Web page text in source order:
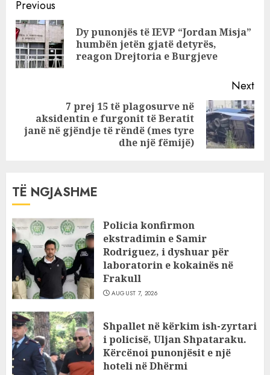
trefishtë në
Shkodër/ DETAJE
Continue
Reading
Previous
Dy punonjës të IEVP “Jordan Misja”
humbën jetën gjatë detyrës,
reagon Drejtoria e Burgjeve
Next
Next
post:
7 prej 15 të plagosurve në
aksidentin e furgonit të Beratit
janë në gjëndje të rëndë (mes tyre
dhe një fëmijë)
TË NGJASHME
Policia konfirmon
ekstradimin e Samir
Rodriguez, i dyshuar për
laboratorin e kokainës në
Frakull
AUGUST 7, 2026
Shpallet në kërkim ish-zyrtari
i policisë, Uljan Shpataraku.
Kërcënoi punonjësit e një
hoteli në Dhërmi